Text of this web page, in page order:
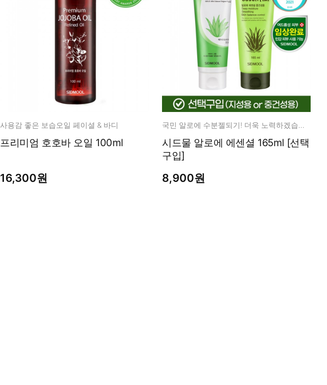
사용감 좋은 보습오일 페이셜 & 바디
프리미엄 호호바 오일 100ml
16,300원
국민 알로에 수분젤되기! 더욱 노력하겠습니다.
시드물 알로에 에센셜 165ml [선택
구입]
8,900원